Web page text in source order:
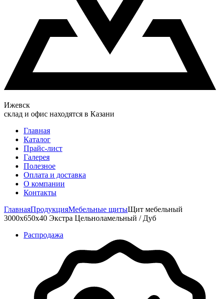
Ижевск
склад и офис находятся в Казани
Главная
Каталог
Прайс-лист
Галерея
Полезное
Оплата и доставка
О компании
Контакты
ГлавнаяПродукцияМебельные щитыЩит мебельный
3000х650х40 Экстра Цельноламельный / Дуб
Распродажа